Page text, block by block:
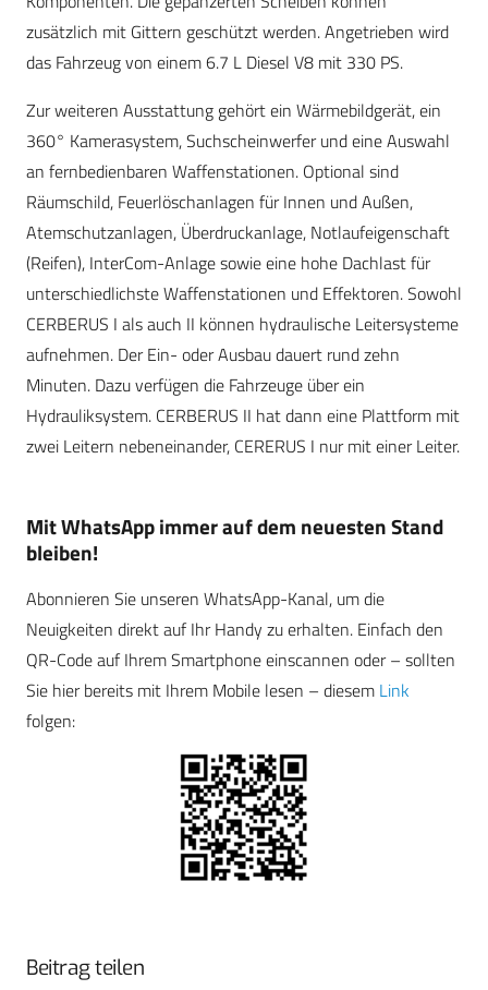
zusätzlich mit Gittern geschützt werden. Angetrieben wird
das Fahrzeug von einem 6.7 L Diesel V8 mit 330 PS.
Zur weiteren Ausstattung gehört ein Wärmebildgerät, ein
360° Kamerasystem, Suchscheinwerfer und eine Auswahl
an fernbedienbaren Waffenstationen. Optional sind
Räumschild, Feuerlöschanlagen für Innen und Außen,
Atemschutzanlagen, Überdruckanlage, Notlaufeigenschaft
(Reifen), InterCom-Anlage sowie eine hohe Dachlast für
unterschiedlichste Waffenstationen und Effektoren. Sowohl
CERBERUS I als auch II können hydraulische Leitersysteme
aufnehmen. Der Ein- oder Ausbau dauert rund zehn
Minuten. Dazu verfügen die Fahrzeuge über ein
Hydrauliksystem. CERBERUS II hat dann eine Plattform mit
zwei Leitern nebeneinander, CERERUS I nur mit einer Leiter.
Mit WhatsApp immer auf dem neuesten Stand
bleiben!
Abonnieren Sie unseren WhatsApp-Kanal, um die
Neuigkeiten direkt auf Ihr Handy zu erhalten. Einfach den
QR-Code auf Ihrem Smartphone einscannen oder – sollten
Sie hier bereits mit Ihrem Mobile lesen – diesem Link
folgen:
Beitrag teilen